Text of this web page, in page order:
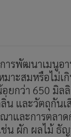
รพัฒนาเมนูอ
มาะสมหรือไม่
ยกว่า 650 มิล
น และวัตถุกัน
และการตลาด
ช่น ผัก ผลไม้ ธั